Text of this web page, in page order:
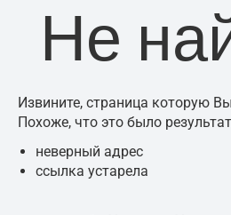
Не
Извините, страница которую
Похоже, что это было
неверный адрес
ссылка устарела